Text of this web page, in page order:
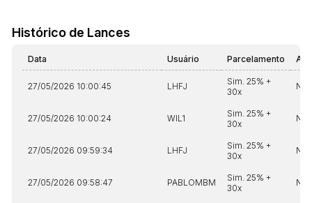
Histórico de Lances
Data Usuário Parcelamento
27/05/2026 10:00:45 LHFJ
Sim. 25% +
30x
Não
27/05/2026 10:00:24 WIL1
Sim. 25% +
30x
Não
27/05/2026 09:59:34 LHFJ
Sim. 25% +
30x
Não
27/05/2026 09:58:47 PABLOMBM
Sim. 25% +
30x
Não